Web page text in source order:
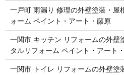
一戸町 雨漏り 修理の外壁塗装・屋
ォーム ペイント・アート・藤原
一関市 キッチン リフォームの外壁
タルリフォーム ペイント・アート
一関市 トイレ リフォームの外壁塗